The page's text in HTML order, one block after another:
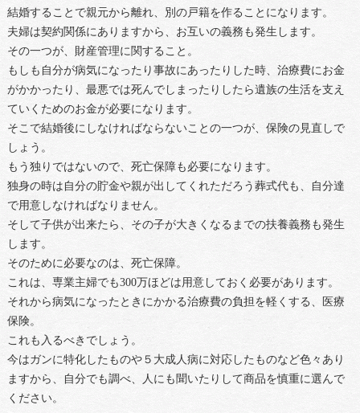
結婚することで親元から離れ、別の戸籍を作ることになります。
夫婦は契約関係にありますから、お互いの義務も発生します。
その一つが、財産管理に関すること。
もしも自分が病気になったり事故にあったりした時、治療費にお金
がかかったり、最悪では死んでしまったりしたら遺族の生活を支え
ていくためのお金が必要になります。
そこで結婚後にしなければならないことの一つが、保険の見直しで
しょう。
もう独りではないので、死亡保障も必要になります。
独身の時は自分の貯金や親が出してくれただろう葬式代も、自分達
で用意しなければなりません。
そして子供が出来たら、その子が大きくなるまでの扶養義務も発生
します。
そのために必要なのは、死亡保障。
これは、専業主婦でも300万ほどは用意しておく必要があります。
それから病気になったときにかかる治療費の負担を軽くする、医療
保険。
これも入るべきでしょう。
今はガンに特化したものや５大成人病に対応したものなど色々あり
ますから、自分でも調べ、人にも聞いたりして商品を慎重に選んで
ください。